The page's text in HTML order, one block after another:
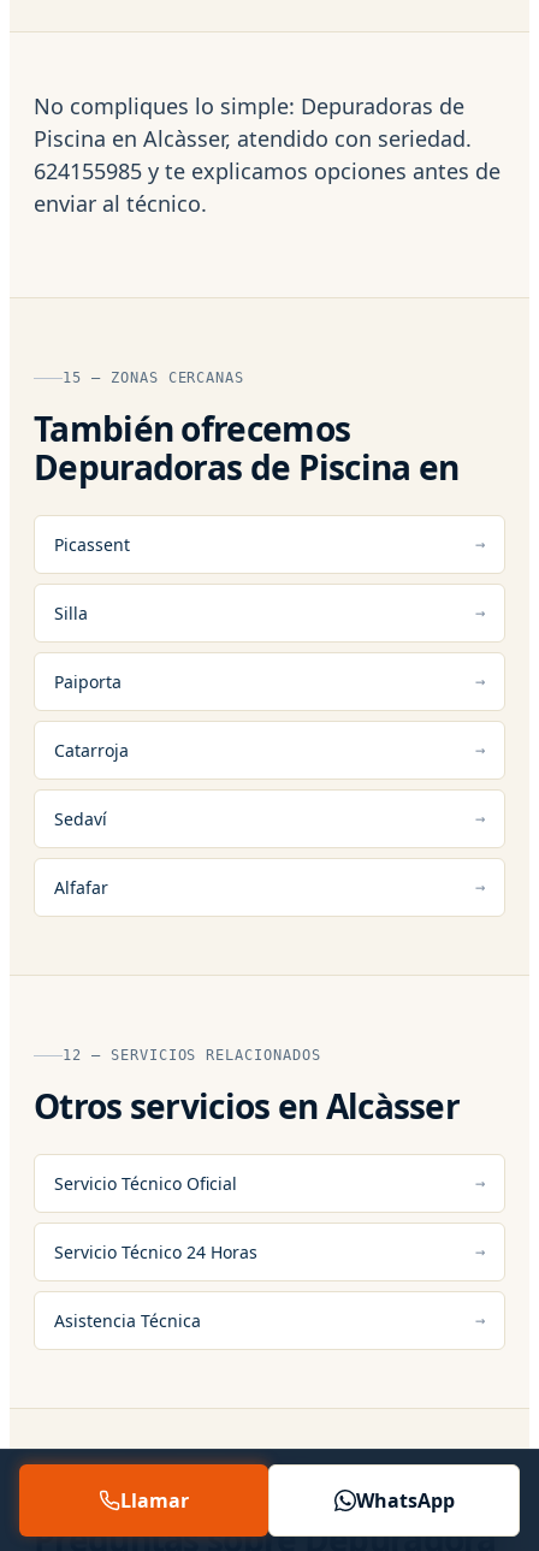
No compliques lo simple: Depuradoras de
Piscina en Alcàsser, atendido con seriedad.
624155985 y te explicamos opciones antes de
enviar al técnico.
15 — ZONAS CERCANAS
También ofrecemos
Depuradoras de Piscina en
Picassent
Silla
Paiporta
Catarroja
Sedaví
Alfafar
12 — SERVICIOS RELACIONADOS
Otros servicios en Alcàsser
Servicio Técnico Oficial
Servicio Técnico 24 Horas
Asistencia Técnica
13 — PREGUNTAS FRECUENTES
Preguntas sobre Depuradora
Llamar WhatsApp